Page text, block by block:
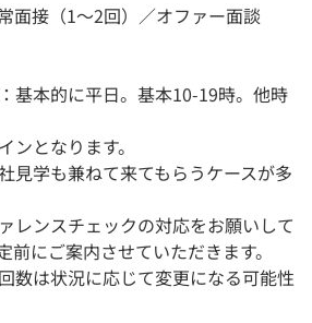
面接（1～2回）／オファー面談
基本的に平日。基本10-19時。他時
となります。
見学も兼ねて来てもらうケースが多
レンスチェックの対応をお願いして
前にご案内させていただきます。
数は状況に応じて変更になる可能性